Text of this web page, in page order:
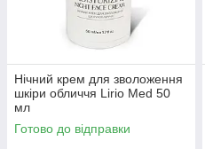
Нічний крем для зволоження
шкіри обличчя Lirio Med 50
мл
Готово до відправки